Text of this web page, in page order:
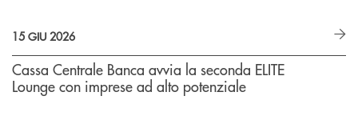
15 GIU 2026
Cassa Centrale Banca avvia la seconda ELITE
Lounge con imprese ad alto potenziale